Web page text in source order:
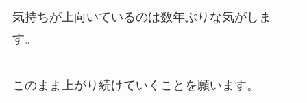
気持ちが上向いているのは数年ぶりな気がしま
す。
このまま上がり続けていくことを願います。